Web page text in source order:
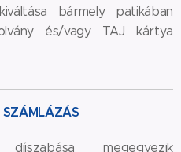
bármely patikában
és/vagy TAJ kártya
SZÁMLÁZÁS
megegyezik